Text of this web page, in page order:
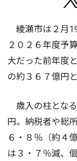
綾瀬市は２月
２０２６年度予
大だった前年度
の約３６７億円と
歳入の柱とな
円。納税者や総
６・８％（約４
は３・７％減、